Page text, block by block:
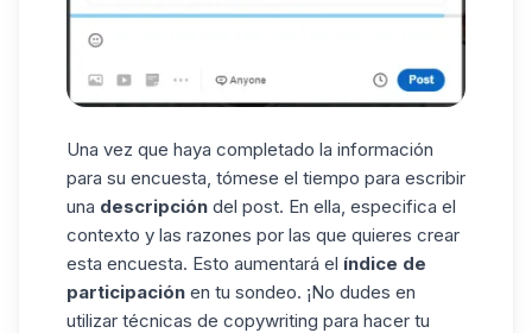
Una vez que haya completado la información
para su encuesta, tómese el tiempo para escribir
una descripción del post. En ella, especifica el
contexto y las razones por las que quieres crear
esta encuesta. Esto aumentará el índice de
participación en tu sondeo. ¡No dudes en
utilizar técnicas de copywriting para hacer tu